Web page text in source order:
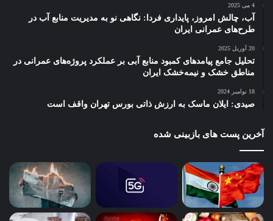
4 می 2025
آب، چالش امروز، پایداری فردا: نگاهی نو به مدیریت منابع آب در
طرح‌های عمرانی ایران
20 آوریل 2025
تحلیل جامع پیامدهای کمبود منابع آبی بر عملکرد پروژه‌های عمرانی در
مناطق خشک و نیمه‌خشک ایران
18 نوامبر 2024
صیدی: ایلان ماسک به ارزش ذاتی بورس تهران واقف است
آخرین پست های بازبینی شده